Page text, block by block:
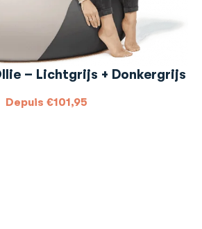
– Lichtgrijs + Donkergrijs
Depuis €101,95